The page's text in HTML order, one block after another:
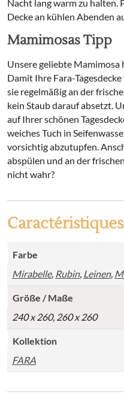
Nacht lang warm zu halten.
Decke an kühlen Abenden
Mamimosas Tipp
Unsere geliebte
Damit Ihre Fara-
sie regelmäßig an der
kein Staub darauf absetzt.
auf Ihrer schönen
weiches Tuch in
vorsichtig abzutupfen.
abspülen und an der
nicht wahr?
Caractéristiques
Farbe
Mirabelle, Rubin, Leinen,
Größe / Maße
240 x 260, 260 x 260
Kollektion
FARA